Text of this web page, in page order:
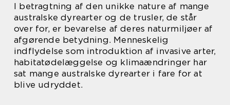
I betragtning af den unikke nature af mange
australske dyrearter og de trusler, de står
over for, er bevarelse af deres naturmiljøer af
afgørende betydning. Menneskelig
indflydelse som introduktion af invasive arter,
habitatødelæggelse og klimaændringer har
sat mange australske dyrearter i fare for at
blive udryddet.